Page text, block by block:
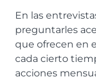
En las
preguntarles
que ofrecen en
cada cierto
acciones